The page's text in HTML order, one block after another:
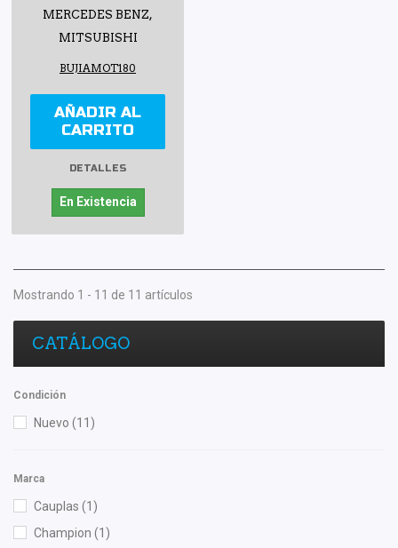
MERCEDES BENZ,
MITSUBISHI
BUJIAMOT180
AÑADIR AL
CARRITO
DETALLES
En Existencia
Mostrando 1 - 11 de 11 artículos
CATÁLOGO
Condición
Nuevo (11)
Marca
Cauplas (1)
Champion (1)